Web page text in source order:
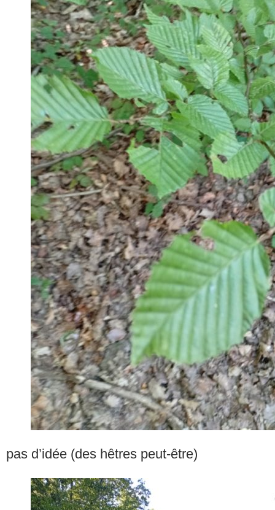
pas d’idée (des hêtres peut-être)